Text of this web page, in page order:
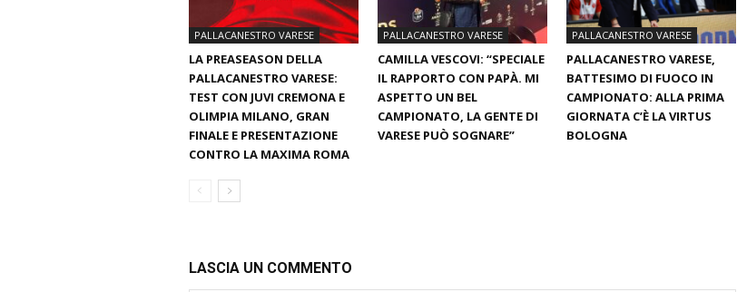
PALLACANESTRO VARESE
LA PREASEASON DELLA
PALLACANESTRO VARESE:
TEST CON JUVI CREMONA E
OLIMPIA MILANO, GRAN
FINALE E PRESENTAZIONE
CONTRO LA MAXIMA ROMA
PALLACANESTRO VARESE
CAMILLA VESCOVI: “SPECIALE
IL RAPPORTO CON PAPÀ. MI
ASPETTO UN BEL
CAMPIONATO, LA GENTE DI
VARESE PUÒ SOGNARE”
PALLACANESTRO VARESE
PALLACANESTRO VARESE,
BATTESIMO DI FUOCO IN
CAMPIONATO: ALLA PRIMA
GIORNATA C’È LA VIRTUS
BOLOGNA
LASCIA UN COMMENTO